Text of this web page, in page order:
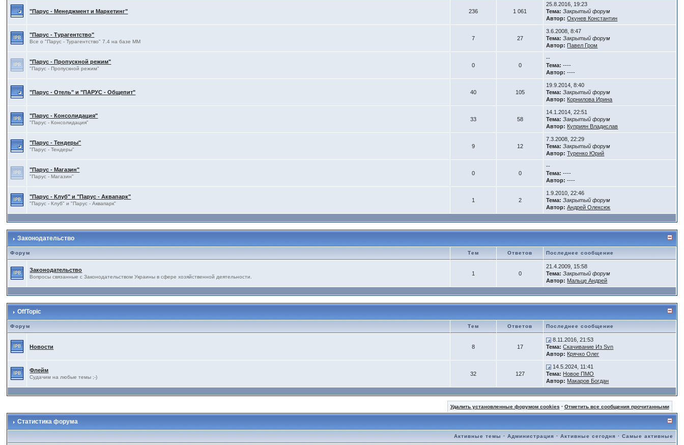
"Парус - Менеджмент и Маркетинг" 236 1 061
25.8.2016, 19:23
Тема: Закрытый форум
Автор: Окунев Константин
"Парус - Турагентство"
Все о "Парус - Турагентство" 7.4 на базе ММ
7 27
3.6.2008, 8:47
Тема: Закрытый форум
Автор: Павел Гром
"Парус - Пропускной режим"
"Парус - Пропускной режим"
0 0
--
Тема: ----
Автор: ----
"Парус - Отель" и "ПАРУС - Общепит" 40 105
19.9.2014, 8:40
Тема: Закрытый форум
Автор: Корнилова Ирина
"Парус - Консолидация"
"Парус - Консолидация"
33 58
14.1.2014, 22:51
Тема: Закрытый форум
Автор: Куприян Владислав
"Парус - Тендеры"
"Парус - Тендеры"
9 12
7.3.2008, 22:29
Тема: Закрытый форум
Автор: Туренко Юрий
"Парус - Магазин"
"Парус - Магазин"
0 0
--
Тема: ----
Автор: ----
"Парус - Клуб" и "Парус - Аквапарк"
"Парус - Клуб" и "Парус - Аквапарк"
1 2
1.9.2010, 22:46
Тема: Закрытый форум
Автор: Андрей Олексюк
Законодательство
Форум Тем Ответов Последнее сообщение
Законодательство
Вопросы связанные с Законодательством Украины в сфере хозяйственной деятельности.
1 0
21.4.2009, 15:58
Тема: Закрытый форум
Автор: Мальце Андрей
OffTopic
Форум Тем Ответов Последнее сообщение
Новости 8 17
8.11.2016, 21:53
Тема: Скачивание Из Svn
Автор: Крячко Олег
Флейм
Судачим на любые темы ;-)
32 127
14.5.2024, 11:41
Тема: Новое ПМО
Автор: Макаров Богдан
Удалить установленные форумом cookies · Отметить все сообщения прочитанными
Статистика форума
Активные темы ·Администрация ·Активные сегодня ·Самые активные